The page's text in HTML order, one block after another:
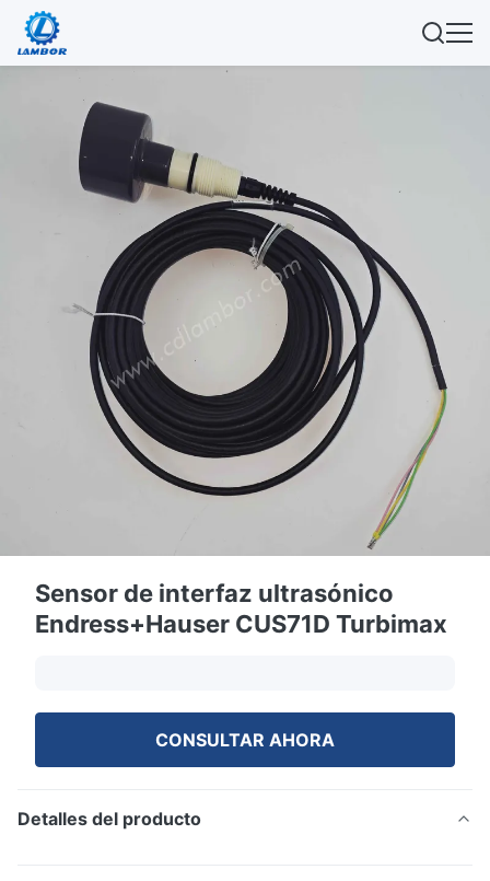
Sensor de interfaz ultrasónico
Endress+Hauser CUS71D Turbimax
CONSULTAR AHORA
Detalles del producto